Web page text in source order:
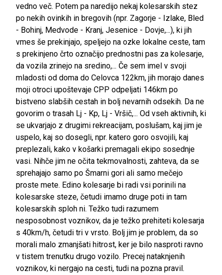
vedno več. Potem pa naredijo nekaj kolesarskih stez
po nekih ovinkih in bregovih (npr. Zagorje - Izlake, Bled
- Bohinj, Medvode - Kranj, Jesenice - Dovje,...), ki jih
vmes še prekinjajo, speljejo na ozke lokalne ceste, tam
s prekinjeno črto označijo prednostni pas za kolesarje,
da vozila zrinejo na sredino,... Če sem imel v svoji
mladosti od doma do Celovca 122km, jih morajo danes
moji otroci upoštevaje CPP odpeljati 146km po
bistveno slabših cestah in bolj nevarnih odsekih. Da ne
govorim o trasah Lj - Kp, Lj - Vršič,... Od vseh aktivnih, ki
se ukvarjajo z drugimi rekreacijam, poslušam, kaj jim je
uspelo, kaj so dosegli, npr. katero goro osvojili, kaj
preplezali, kako v košarki premagali ekipo sosednje
vasi. Nihče jim ne očita tekmovalnosti, zahteva, da se
sprehajajo samo po Šmarni gori ali samo mečejo
proste mete. Edino kolesarje bi radi vsi porinili na
kolesarske steze, četudi imamo druge poti in tam
kolesarskih sploh ni. Težko tudi razumem
nesposobnost voznikov, da je težko prehiteti kolesarja
s 40km/h, četudi tri v vrsto. Bolj jim je problem, da so
morali malo zmanjšati hitrost, ker je bilo nasproti ravno
v tistem trenutku drugo vozilo. Precej nataknjenih
voznikov, ki nergajo na cesti, tudi na pozna pravil.